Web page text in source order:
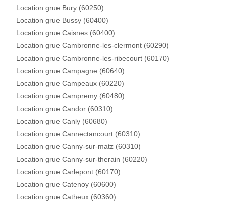
Location grue Bury (60250)
Location grue Bussy (60400)
Location grue Caisnes (60400)
Location grue Cambronne-les-clermont (60290)
Location grue Cambronne-les-ribecourt (60170)
Location grue Campagne (60640)
Location grue Campeaux (60220)
Location grue Campremy (60480)
Location grue Candor (60310)
Location grue Canly (60680)
Location grue Cannectancourt (60310)
Location grue Canny-sur-matz (60310)
Location grue Canny-sur-therain (60220)
Location grue Carlepont (60170)
Location grue Catenoy (60600)
Location grue Catheux (60360)